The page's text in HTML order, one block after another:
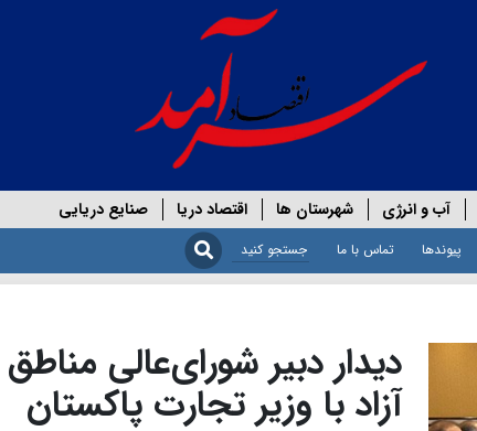
آب و انرژی شهرستان ها اقتصاد دریا صنایع دریایی
پیوندها تماس با ما
دیدار دبیر شورای‌عالی مناطق
آزاد با وزیر تجارت پاکستان